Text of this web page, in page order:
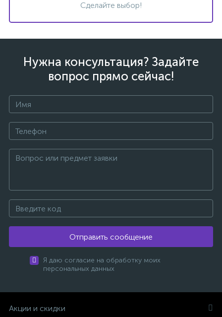
Сделайте выбор!
Нужна консультация? Задайте
вопрос прямо сейчас!
Отправить сообщение
Я даю согласие на обработку моих
персональных данных
Акции и скидки